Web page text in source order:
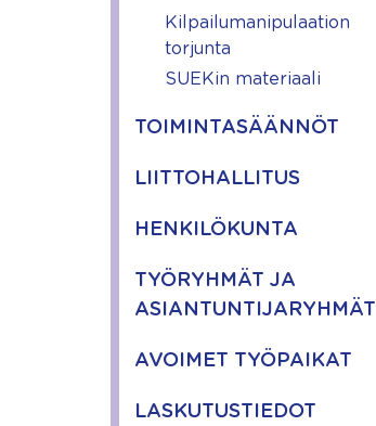
Kilpailumanipulaation
torjunta
SUEKin materiaali
TOIMINTASÄÄNNÖT
LIITTOHALLITUS
HENKILÖKUNTA
TYÖRYHMÄT JA
ASIANTUNTIJARYHMÄT
AVOIMET TYÖPAIKAT
LASKUTUSTIEDOT